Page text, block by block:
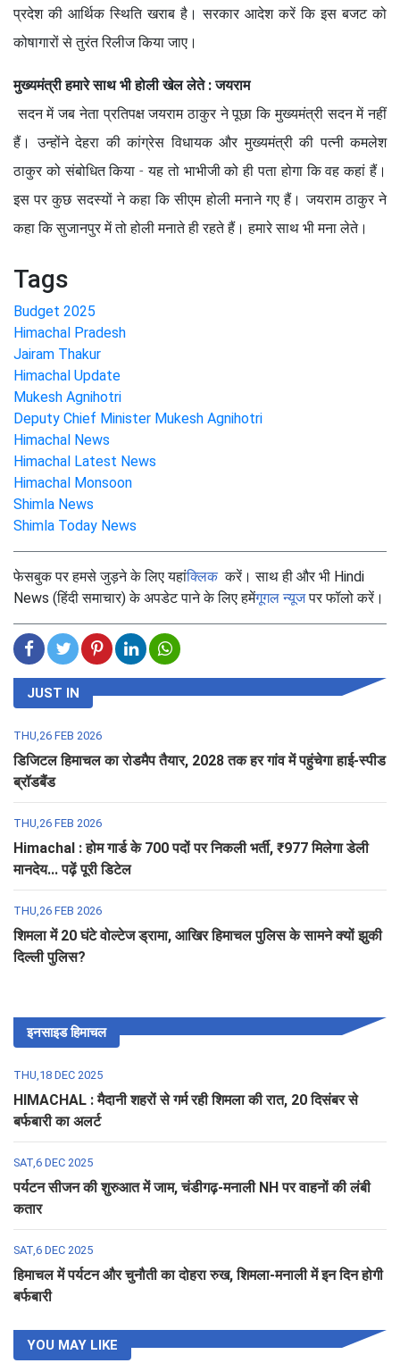
प्रदेश की आर्थिक स्थिति खराब है। सरकार आदेश करें कि इस बजट को
कोषागारों से तुरंत रिलीज किया जाए।
मुख्यमंत्री हमारे साथ भी होली खेल लेते : जयराम
सदन में जब नेता प्रतिपक्ष जयराम ठाकुर ने पूछा कि मुख्यमंत्री सदन में नहीं
हैं। उन्होंने देहरा की कांग्रेस विधायक और मुख्यमंत्री की पत्नी कमलेश
ठाकुर को संबोधित किया - यह तो भाभीजी को ही पता होगा कि वह कहां हैं।
इस पर कुछ सदस्यों ने कहा कि सीएम होली मनाने गए हैं। जयराम ठाकुर ने
कहा कि सुजानपुर में तो होली मनाते ही रहते हैं। हमारे साथ भी मना लेते।
Tags
Budget 2025
Himachal Pradesh
Jairam Thakur
Himachal Update
Mukesh Agnihotri
Deputy Chief Minister Mukesh Agnihotri
Himachal News
Himachal Latest News
Himachal Monsoon
Shimla News
Shimla Today News
फेसबुक पर हमसे जुड़ने के लिए यहांक्लिककरें। साथ ही और भी Hindi
News (हिंदी समाचार) के अपडेट पाने के लिए हमेंगूगल न्यूजपर फॉलो करें।
JUST IN
THU,26 FEB 2026
डिजिटल हिमाचल का रोडमैप तैयार, 2028 तक हर गांव में पहुंचेगा हाई-स्पीड
ब्रॉडबैंड
THU,26 FEB 2026
Himachal : होम गार्ड के 700 पदों पर निकली भर्ती, ₹977 मिलेगा डेली
मानदेय... पढ़ें पूरी डिटेल
THU,26 FEB 2026
शिमला में 20 घंटे वोल्टेज ड्रामा, आखिर हिमाचल पुलिस के सामने क्यों झुकी
दिल्ली पुलिस?
इनसाइड हिमाचल
THU,18 DEC 2025
HIMACHAL : मैदानी शहरों से गर्म रही शिमला की रात, 20 दिसंबर से
बर्फबारी का अलर्ट
SAT,6 DEC 2025
पर्यटन सीजन की शुरुआत में जाम, चंडीगढ़-मनाली NH पर वाहनों की लंबी
कतार
SAT,6 DEC 2025
हिमाचल में पर्यटन और चुनौती का दोहरा रुख, शिमला-मनाली में इन दिन होगी
बर्फबारी
YOU MAY LIKE